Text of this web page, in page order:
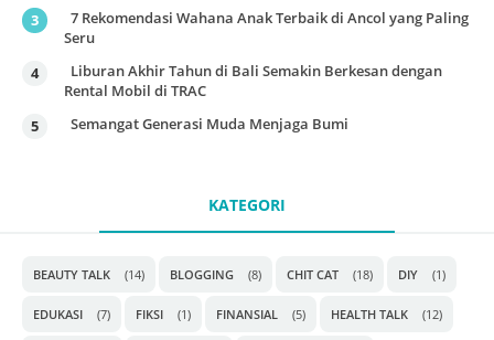
7 Rekomendasi Wahana Anak Terbaik di Ancol yang Paling
Seru
Liburan Akhir Tahun di Bali Semakin Berkesan dengan
Rental Mobil di TRAC
Semangat Generasi Muda Menjaga Bumi
KATEGORI
BEAUTY TALK (14) BLOGGING (8) CHIT CAT (18) DIY (1)
EDUKASI (7) FIKSI (1) FINANSIAL (5) HEALTH TALK (12)